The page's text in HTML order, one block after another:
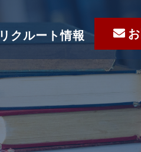
リクルート情報